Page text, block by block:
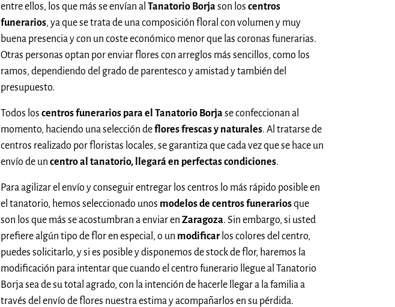
entre ellos, los que más se envían al Tanatorio Borjason los centros
funerarios, ya que se trata de una composición floral con volumen y muy
buena presencia y con un coste económico menor que las coronas funerarias.
Otras personas optan por enviar flores con arreglos más sencillos, como los
ramos, dependiendo del grado de parentesco y amistad y también del
presupuesto.
Todos los centros funerarios para el Tanatorio Borjase confeccionan al
momento, haciendo una selección deflores frescas y naturales. Al tratarse de
centros realizado por floristas locales, se garantiza que cada vez que se hace un
envío de un centro al tanatorio, llegará en perfectas condiciones.
Para agilizar el envío y conseguir entregar los centros lo más rápido posible en
el tanatorio, hemos seleccionado unos modelos de centros funerariosque
son los que más se acostumbran a enviar en Zaragoza. Sin embargo, si usted
prefiere algún tipo de flor en especial, o un modificarlos colores del centro,
puedes solicitarlo, y si es posible y disponemos de stock de flor, haremos la
modificación para intentar que cuando el centro funerario llegue al Tanatorio
Borja sea de su total agrado, con la intención de hacerle llegar a la familia a
través del envío de flores nuestra estima y acompañarlos en su pérdida.